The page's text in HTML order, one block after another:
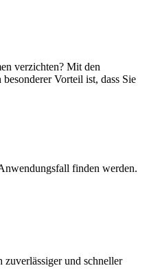
verzichten? Mit den
Vorteil ist, dass Sie
finden werden.
zuverlässiger und schneller